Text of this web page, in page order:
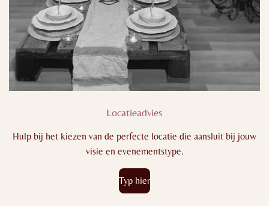
Locatieadvies
Hulp bij het kiezen van de perfecte locatie die aansluit bij jouw
visie en evenementstype.
Typ hier